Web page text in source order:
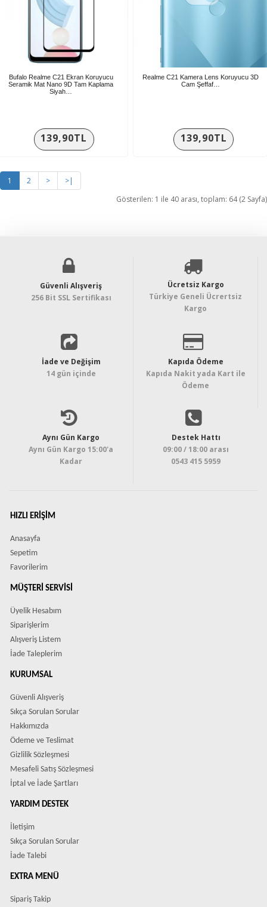
Bufalo Realme C21 Ekran Koruyucu
Seramik Mat Nano 9D Tam Kaplama
Siyah…
139,90TL
Realme C21 Kamera Lens Koruyucu 3D
Cam Şeffaf…
139,90TL
1 2 >
>|
Gösterilen: 1 ile 40 arası, toplam: 64 (2 Sayfa)
Güvenli Alışveriş
256 Bit SSL Sertifikası
Ücretsiz Kargo
Türkiye Geneli Ücrertsiz
Kargo
İade ve Değişim
14 gün içinde
Kapıda Ödeme
Kapıda Nakit yada Kart ile
Ödeme
Aynı Gün Kargo
Aynı Gün Kargo 15:00'a
Kadar
Destek Hattı
09:00 / 18:00 arası
0543 415 5959
HIZLI ERIŞIM
Anasayfa
Sepetim
Favorilerim
MÜŞTERI SERVISI
Üyelik Hesabım
Siparişlerim
Alışveriş Listem
İade Taleplerim
KURUMSAL
Güvenli Alışveriş
Sıkça Sorulan Sorular
Hakkımızda
Ödeme ve Teslimat
Gizlilik Sözleşmesi
Mesafeli Satış Sözleşmesi
İptal ve İade Şartları
YARDIM DESTEK
İletişim
Sıkça Sorulan Sorular
İade Talebi
EXTRA MENÜ
Sipariş Takip